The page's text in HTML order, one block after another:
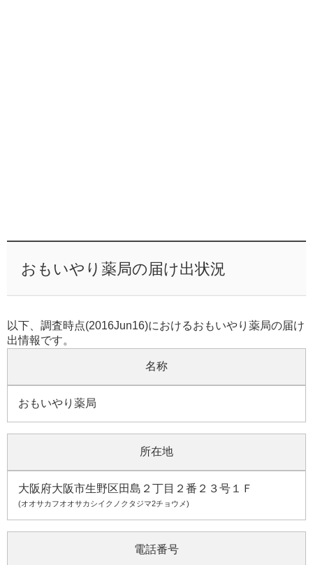
おもいやり薬局の届け出状況
以下、調査時点(2016Jun16)におけるおもいやり薬局の届け
出情報です。
名称
おもいやり薬局
所在地
大阪府大阪市生野区田島２丁目２番２３号１Ｆ
(オオサカフオオサカシイクノクタジマ2チョウメ)
電話番号